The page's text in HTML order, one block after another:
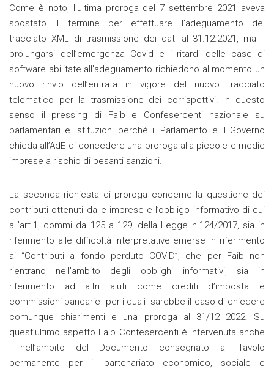
Come è noto, l’ultima proroga del 7 settembre 2021 aveva
spostato il termine per effettuare l’adeguamento del
tracciato XML di trasmissione dei dati al 31.12.2021, ma il
prolungarsi dell’emergenza Covid e i ritardi delle case di
software abilitate all’adeguamento richiedono al momento un
nuovo rinvio dell’entrata in vigore del nuovo tracciato
telematico per la trasmissione dei corrispettivi. In questo
senso il pressing di Faib e Confesercenti nazionale su
parlamentari e istituzioni perché il Parlamento e il Governo
chieda all’AdE di concedere una proroga alla piccole e medie
imprese a rischio di pesanti sanzioni.
La seconda richiesta di proroga concerne la questione dei
contributi ottenuti dalle imprese e l’obbligo informativo di cui
all’art.1, commi da 125 a 129, della Legge n.124/2017, sia in
riferimento alle difficoltà interpretative emerse in riferimento
ai “Contributi a fondo perduto COVID”, che per Faib non
rientrano nell’ambito degli obblighi informativi, sia in
riferimento ad altri aiuti come crediti d’imposta e
commissioni bancarie per i quali sarebbe il caso di chiedere
comunque chiarimenti e una proroga al 31/12 2022. Su
quest’ultimo aspetto Faib Confesercenti è intervenuta anche
nell’ambito del Documento consegnato al Tavolo
permanente per il partenariato economico, sociale e